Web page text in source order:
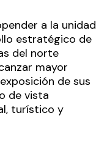
a la unidad
estratégico de
del norte
mayor
de sus
de vista
turístico y